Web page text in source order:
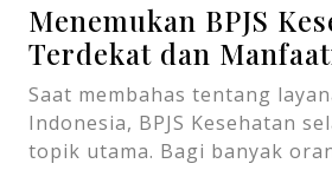
Menemukan BPJS
Terdekat dan
Saat membahas tentang
Indonesia, BPJS Kesehatan
topik utama. Bagi banyak